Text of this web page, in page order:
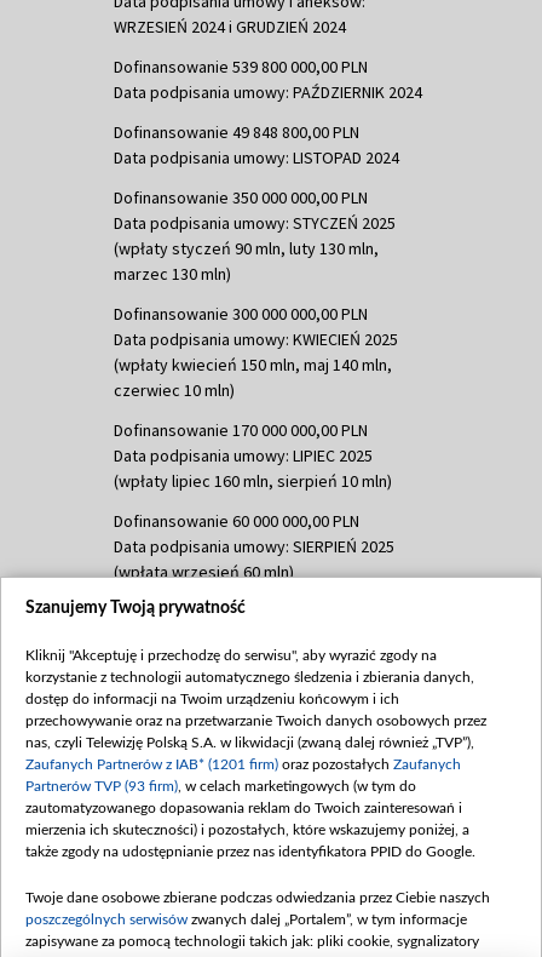
WRZESIEŃ 2024 i GRUDZIEŃ 2024
Dofinansowanie 539 800 000,00 PLN
Data podpisania umowy: PAŹDZIERNIK 2024
Dofinansowanie 49 848 800,00 PLN
Data podpisania umowy: LISTOPAD 2024
Dofinansowanie 350 000 000,00 PLN
Data podpisania umowy: STYCZEŃ 2025
(wpłaty styczeń 90 mln, luty 130 mln,
marzec 130 mln)
Dofinansowanie 300 000 000,00 PLN
Data podpisania umowy: KWIECIEŃ 2025
(wpłaty kwiecień 150 mln, maj 140 mln,
czerwiec 10 mln)
Dofinansowanie 170 000 000,00 PLN
Data podpisania umowy: LIPIEC 2025
(wpłaty lipiec 160 mln, sierpień 10 mln)
Dofinansowanie 60 000 000,00 PLN
Data podpisania umowy: SIERPIEŃ 2025
(wpłata wrzesień 60 mln)
Dofinansowanie 635 783 051,21 PLN
(wpłata wrzesień 100 mln, październik 350
mln, listopad 265 mln)
Dofinansowanie 48 862 000,00 PLN
Data podpisania umowy: GRUDZIEŃ 2025
(wpłata grudzień 60,548 mln)
Dofinansowanie 900 000 000,00 PLN
Data podpisania umowy: LUTY 2026 (wpłata
kwiecień 180 mln, 7 maja 180 mln, 8
czerwca 90 mln)
Szanujemy Twoją prywatność
Kliknij "Akceptuję i przechodzę do serwisu", aby wyrazić zgody na
korzystanie z technologii automatycznego śledzenia i zbierania danych,
dostęp do informacji na Twoim urządzeniu końcowym i ich
przechowywanie oraz na przetwarzanie Twoich danych osobowych przez
nas, czyli Telewizję Polską S.A. w likwidacji (zwaną dalej również „TVP”),
Zaufanych Partnerów z IAB* (1201 firm) oraz pozostałych Zaufanych
Partnerów TVP (93 firm) , w celach marketingowych (w tym do
zautomatyzowanego dopasowania reklam do Twoich zainteresowań i
mierzenia ich skuteczności) i pozostałych, które wskazujemy poniżej, a
także zgody na udostępnianie przez nas identyfikatora PPID do Google.
Twoje dane osobowe zbierane podczas odwiedzania przez Ciebie naszych
poszczególnych serwisów zwanych dalej „Portalem”, w tym informacje
zapisywane za pomocą technologii takich jak: pliki cookie, sygnalizatory